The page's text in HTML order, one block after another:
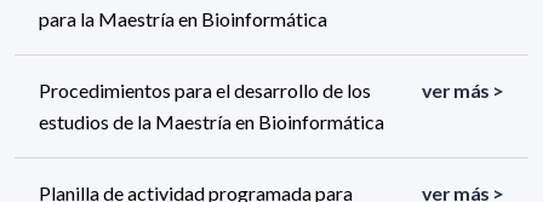
para la Maestría en Bioinformática
Procedimientos para el desarrollo de los
estudios de la Maestría en Bioinformática
ver más >
Planilla de actividad programada para
ver más >